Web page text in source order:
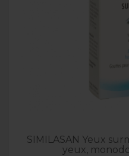
SIMILASAN Yeux
yeux,